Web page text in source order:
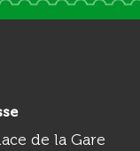
de la Gare